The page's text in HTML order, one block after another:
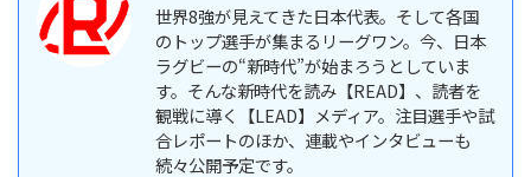
世界8強が見えてきた日本代表。そして各国
のトップ選手が集まるリーグワン。今、日本
ラグビーの“新時代”が始まろうとしていま
す。そんな新時代を読み【READ】、読者を
観戦に導く【LEAD】メディア。注目選手や試
合レポートのほか、連載やインタビューも
続々公開予定です。